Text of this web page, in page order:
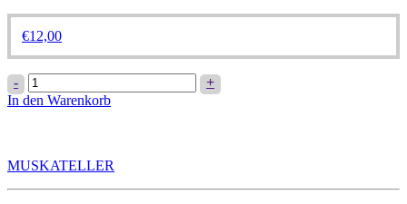
werden
€12,00
-
GEMISCHTER
SATZ
+
In den Warenkorb
MUSKATELLER